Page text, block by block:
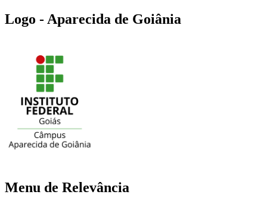
Logo - Aparecida de Goiânia
Menu de Relevância